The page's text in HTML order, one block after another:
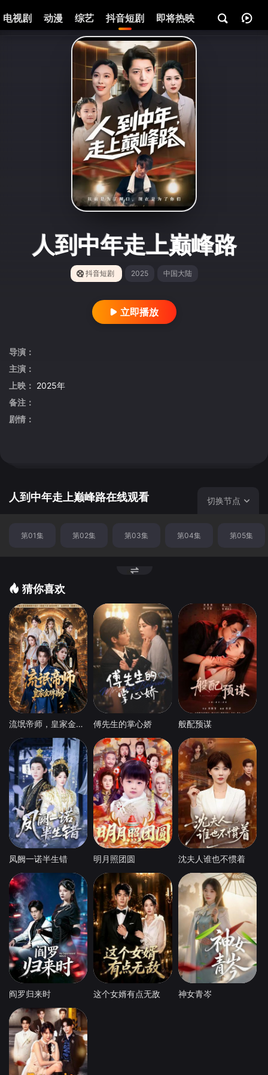
电视剧 动漫 综艺 抖音短剧 即将热映 资讯
人到中年走上巅峰路
抖音短剧 2025 中国大陆
立即播放
导演：
主演：
上映： 2025年
备注：
剧情：
人到中年走上巅峰路在线观看 切换节点
第01集 第02集 第03集 第04集 第05集
猜你喜欢
流氓帝师，皇家金牌县令 傅先生的掌心娇 般配预谋
凤阙一诺半生错 明月照团圆 沈夫人谁也不惯着
阎罗归来时 这个女婿有点无敌 神女青岑